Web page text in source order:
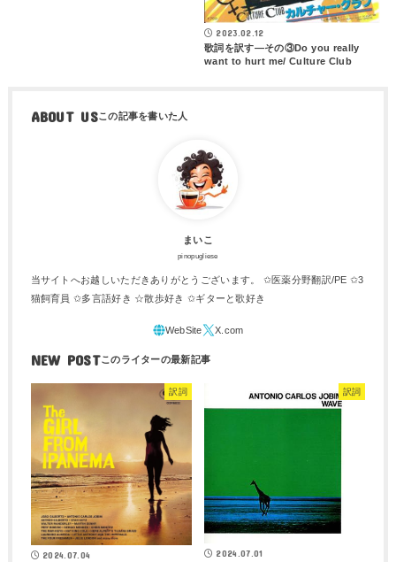
2023.02.12
歌詞を訳す―その③Do you really
want to hurt me/ Culture Club
ABOUT US
まいこ
pinopugliese
当サイトへお越しいただきありがとうございます。 ✩医薬分野翻訳/PE ✩3
猫飼育員 ✩多言語好き ☆散歩好き ✩ギターと歌好き
NEW POST
訳詞
2024.07.04
訳詞
2024.07.01